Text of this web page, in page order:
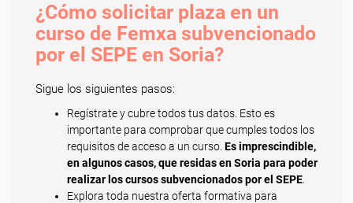
¿Cómo solicitar plaza en un
curso de Femxa subvencionado
por el SEPE en Soria?
Sigue los siguientes pasos:
Regístrate y cubre todos tus datos. Esto es
importante para comprobar que cumples todos los
requisitos de acceso a un curso. Es imprescindible,
en algunos casos, que residas en Soria para poder
realizar los cursos subvencionados por el SEPE
Explora toda nuestra oferta formativa para